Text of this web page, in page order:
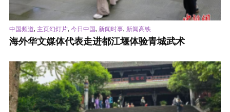
中国频道, 主页幻灯片, 今日中国, 新闻时事, 新闻高铁
海外华文媒体代表走进都江堰体验青城武术